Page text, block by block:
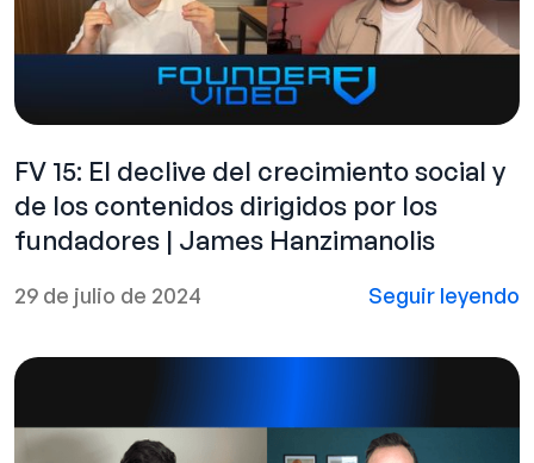
FV 15: El declive del crecimiento social y
de los contenidos dirigidos por los
fundadores | James Hanzimanolis
29 de julio de 2024 Seguir leyendo